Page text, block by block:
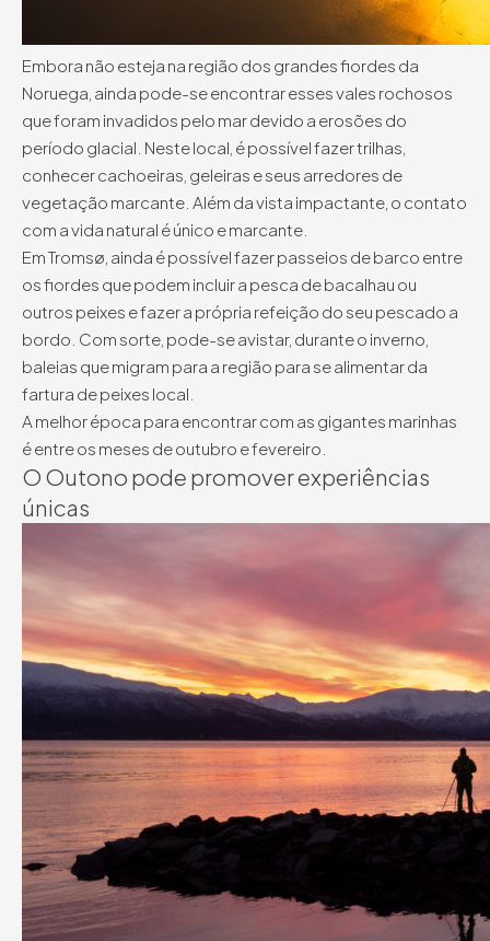
Embora não esteja na região dos grandes fiordes da
Noruega, ainda pode-se encontrar esses vales rochosos
que foram invadidos pelo mar devido a erosões do
período glacial. Neste local, é possível fazer trilhas,
conhecer cachoeiras, geleiras e seus arredores de
vegetação marcante. Além da vista impactante, o contato
com a vida natural é único e marcante.
Em Tromsø, ainda é possível fazer passeios de barco entre
os fiordes que podem incluir a pesca de bacalhau ou
outros peixes e fazer a própria refeição do seu pescado a
bordo. Com sorte, pode-se avistar, durante o inverno,
baleias que migram para a região para se alimentar da
fartura de peixes local.
A melhor época para encontrar com as gigantes marinhas
é entre os meses de outubro e fevereiro.
O Outono pode promover experiências
únicas